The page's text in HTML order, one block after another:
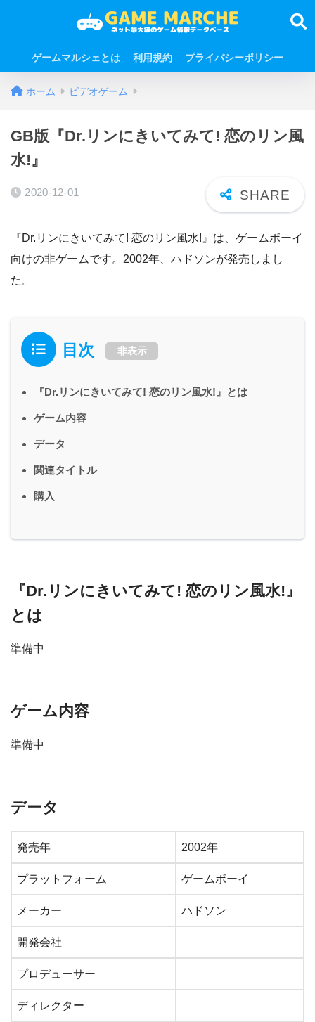
ゲームマルシェとは 利用規約 プライバシーポリシー
ホーム ビデオゲーム
GB版『Dr.リンにきいてみて! 恋のリン風
水!』
2020-12-01
『Dr.リンにきいてみて! 恋のリン風水!』は、ゲームボーイ
向けの非ゲームです。2002年、ハドソンが発売しまし
た。
目次 非表示
『Dr.リンにきいてみて! 恋のリン風水!』とは
ゲーム内容
データ
関連タイトル
購入
『Dr.リンにきいてみて! 恋のリン風水!』
とは
準備中
ゲーム内容
準備中
データ
発売年 2002年
プラットフォーム ゲームボーイ
メーカー ハドソン
開発会社
プロデューサー
ディレクター